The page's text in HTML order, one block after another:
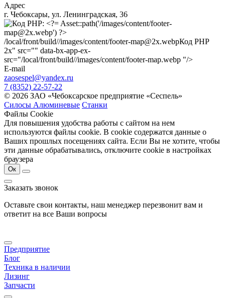
Адрес
г. Чебоксары, ул. Ленинградская, 36
/local/front/build//images/content/footer-map@2x.webpКод PHP
2x" src="" data-bx-app-ex-
src="/local/front/build//images/content/footer-map.webp "/>
E-mail
zaosespel@yandex.ru
7 (8352) 22-57-22
© 2026 ЗАО «Чебоксарское предприятие «Сеспель»
Силосы Алюминевые Станки
Файлы Cookie
Для повышения удобства работы с сайтом на нем
используются файлы cookie. В cookie содержатся данные о
Ваших прошлых посещениях сайта. Если Вы не хотите, чтобы
эти данные обрабатывались, отключите cookie в настройках
браузера
Ок
Заказать звонок
Оставьте свои контакты, наш менеджер перезвонит вам и
ответит на все Ваши вопросы
Предприятие
Блог
Техника в наличии
Лизинг
Запчасти